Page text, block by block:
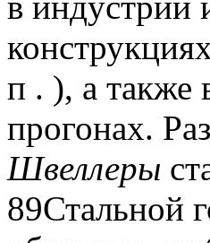
п . ), а также
прогонах.
Швеллеры
89Стальной